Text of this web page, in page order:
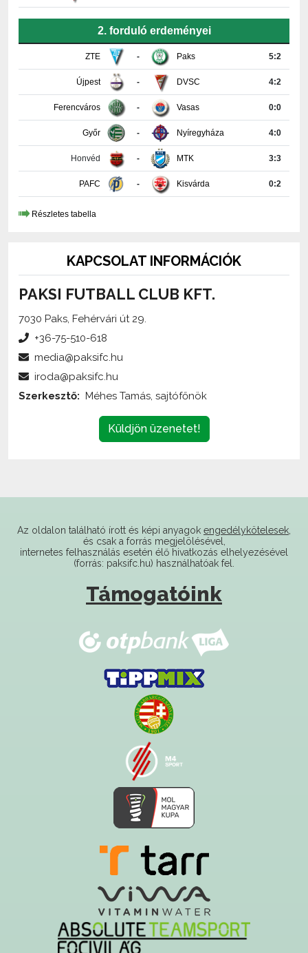
ZTE - Paks
Újpest DVSC 4:2
Ferencváros Vasas 0:0
Győr Nyíregyháza 4:0
Honvéd MTK 3:3
PAFC Kisvárda 0:2
Részletes tabella
PAKSI FUTBALL CLUB KFT.
7030 Paks, Fehérvári út 29.
Küldjön üzenetet!
internetes felhasználás esetén élő hivatkozás elhelyezésével
(forrás: paksifc.hu) használhatóak fel.
Támogatóink